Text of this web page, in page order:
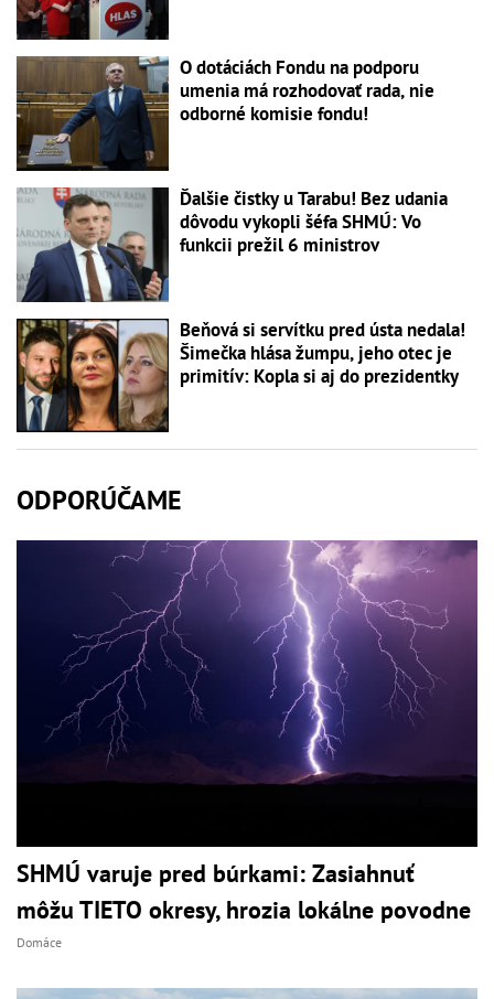
O dotáciách Fondu na podporu
umenia má rozhodovať rada, nie
odborné komisie fondu!
Ďalšie čistky u Tarabu! Bez udania
dôvodu vykopli šéfa SHMÚ: Vo
funkcii prežil 6 ministrov
Beňová si servítku pred ústa nedala!
Šimečka hlása žumpu, jeho otec je
primitív: Kopla si aj do prezidentky
ODPORÚČAME
SHMÚ varuje pred búrkami: Zasiahnuť
môžu TIETO okresy, hrozia lokálne povodne
Domáce